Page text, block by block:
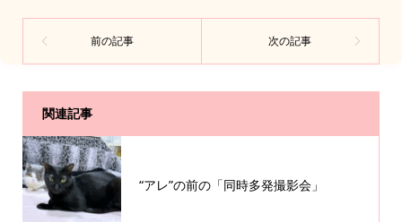
関連記事
“アレ”の前の「同時多発撮影会」